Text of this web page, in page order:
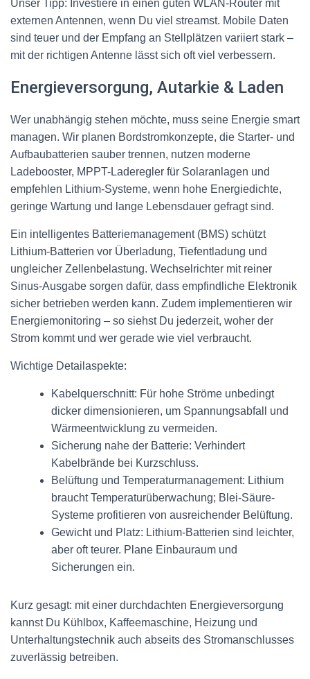
Unser Tipp: Investiere in einen guten WLAN-Router mit
externen Antennen, wenn Du viel streamst. Mobile Daten
sind teuer und der Empfang an Stellplätzen variiert stark –
mit der richtigen Antenne lässt sich oft viel verbessern.
Energieversorgung, Autarkie & Laden
Wer unabhängig stehen möchte, muss seine Energie smart
managen. Wir planen Bordstromkonzepte, die Starter- und
Aufbaubatterien sauber trennen, nutzen moderne
Ladebooster, MPPT-Laderegler für Solaranlagen und
empfehlen Lithium-Systeme, wenn hohe Energiedichte,
geringe Wartung und lange Lebensdauer gefragt sind.
Ein intelligentes Batteriemanagement (BMS) schützt
Lithium-Batterien vor Überladung, Tiefentladung und
ungleicher Zellenbelastung. Wechselrichter mit reiner
Sinus-Ausgabe sorgen dafür, dass empfindliche Elektronik
sicher betrieben werden kann. Zudem implementieren wir
Energiemonitoring – so siehst Du jederzeit, woher der
Strom kommt und wer gerade wie viel verbraucht.
Wichtige Detailaspekte:
Kabelquerschnitt: Für hohe Ströme unbedingt
dicker dimensionieren, um Spannungsabfall und
Wärmeentwicklung zu vermeiden.
Sicherung nahe der Batterie: Verhindert
Kabelbrände bei Kurzschluss.
Belüftung und Temperaturmanagement: Lithium
braucht Temperaturüberwachung; Blei-Säure-
Systeme profitieren von ausreichender Belüftung.
Gewicht und Platz: Lithium-Batterien sind leichter,
aber oft teurer. Plane Einbauraum und
Sicherungen ein.
Kurz gesagt: mit einer durchdachten Energieversorgung
kannst Du Kühlbox, Kaffeemaschine, Heizung und
Unterhaltungstechnik auch abseits des Stromanschlusses
zuverlässig betreiben.